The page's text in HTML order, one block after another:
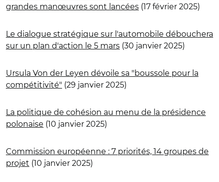
grandes manœuvres sont lancées (17 février 2025)
Le dialogue stratégique sur l'automobile débouchera
sur un plan d'action le 5 mars (30 janvier 2025)
Ursula Von der Leyen dévoile sa "boussole pour la
compétitivité" (29 janvier 2025)
La politique de cohésion au menu de la présidence
polonaise (10 janvier 2025)
Commission européenne : 7 priorités, 14 groupes de
projet (10 janvier 2025)